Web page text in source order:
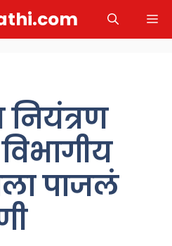
नियंत्रण
पाजलं